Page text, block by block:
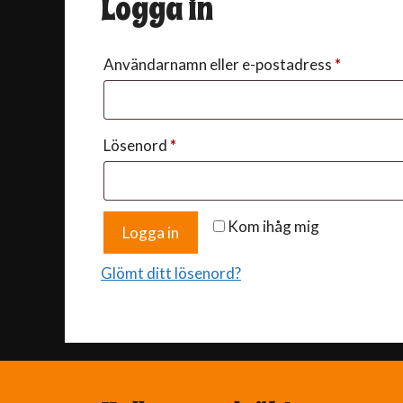
Logga in
Användarnamn eller e-postadress *
Lösenord *
Kom ihåg mig
Logga in
Glömt ditt lösenord?